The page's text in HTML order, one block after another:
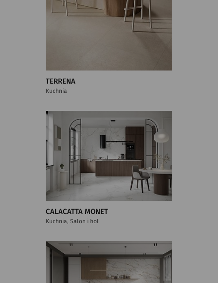
TERRENA
Kuchnia
CALACATTA MONET
Kuchnia, Salon i hol